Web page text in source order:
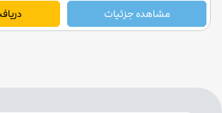
مشاهده جزئیات